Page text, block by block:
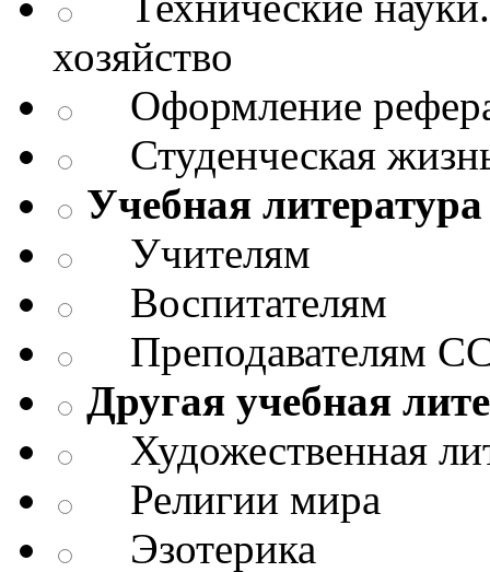
хозяйство
Оформление
Студенческая
Учебная литература
Учителям
Воспитателям
Преподавателям
Другая учебная
Художественная
Религии мира
Эзотерика